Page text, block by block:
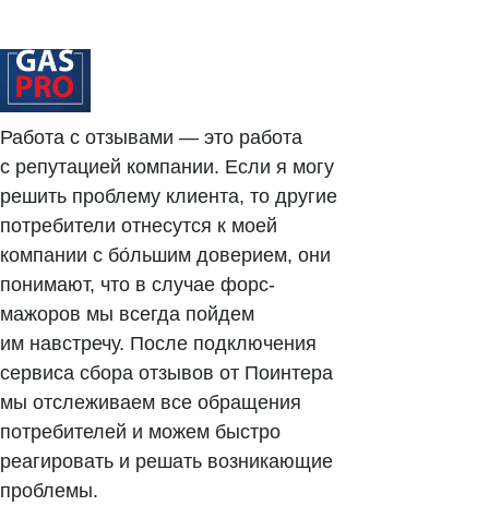
Работа с отзывами — это работа
с репутацией компании. Если я могу
решить проблему клиента, то другие
потребители отнесутся к моей
компании с бо́льшим доверием, они
понимают, что в случае форс-
мажоров мы всегда пойдем
им навстречу. После подключения
сервиса сбора отзывов от Поинтера
мы отслеживаем все обращения
потребителей и можем быстро
реагировать и решать возникающие
проблемы.
ООО «ПОИНТЕР»
ИНН 7 704 499 646
Адрес: 192029, г. Санкт-Петербург, ул. Седова, дом 11, лит. А,
помещение 5Н, офис 531
e-mail: help@pntr.io
+7(800)555-41-36
© Поинтер, 2019–2026
Согласие на обработку персональных данных
Договор-оферта